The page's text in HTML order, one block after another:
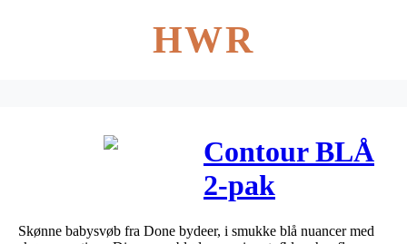
HWR
Contour BLÅ
2-pak
babysvøb fra
Skønne babysvøb fra Done bydeer, i smukke blå nuancer med